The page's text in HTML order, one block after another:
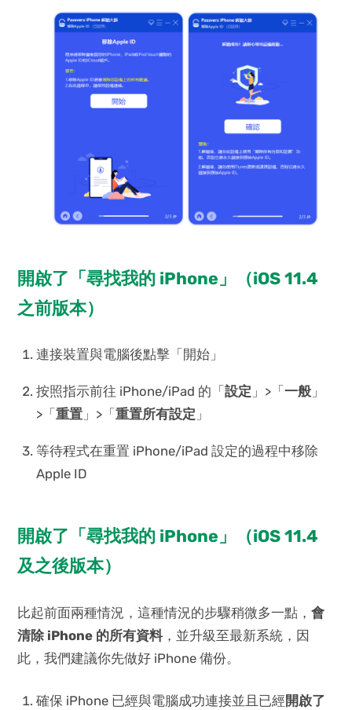
開啟了「尋找我的 iPhone」（iOS 11.4
之前版本）
連接裝置與電腦後點擊「開始」
按照指示前往 iPhone/iPad 的「設定 」>「一般 」
>「重置 」>「重置所有設定 」
等待程式在重置 iPhone/iPad 設定的過程中移除
Apple ID
開啟了「尋找我的 iPhone」（iOS 11.4
及之後版本）
比起前面兩種情況，這種情況的步驟稍微多一點，會
清除 iPhone 的所有資料，並升級至最新系統，因
此，我們建議你先做好 iPhone 備份。
確保 iPhone 已經與電腦成功連接並且已經 開啟了